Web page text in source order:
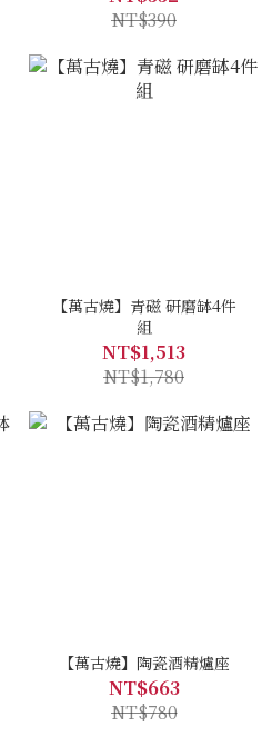
NT$390
【萬古燒】青磁 研磨缽4件
組
NT$1,513
NT$1,780
【萬古燒】陶瓷酒精爐座
NT$663
NT$780